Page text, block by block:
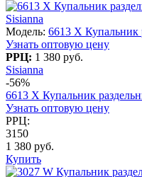
Sisianna
Модель: 6613 X Купальник
Узнать оптовую цену
РРЦ: 1 380 руб.
Sisianna
-56%
6613 X Купальник
Узнать оптовую цену
РРЦ:
3150
1 380 руб.
Купить